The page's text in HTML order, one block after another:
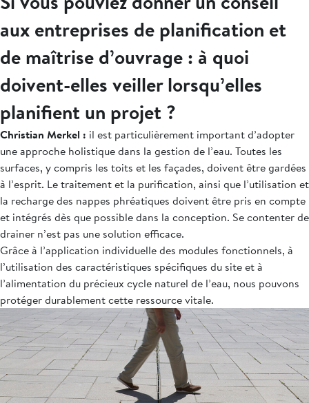
aux entreprises de planification et
de maîtrise d’ouvrage : à quoi
doivent-elles veiller lorsqu’elles
planifient un projet ?
Christian Merkel : il est particulièrement important d’adopter
une approche holistique dans la gestion de l’eau. Toutes les
surfaces, y compris les toits et les façades, doivent être gardées
à l’esprit. Le traitement et la purification, ainsi que l’utilisation et
la recharge des nappes phréatiques doivent être pris en compte
et intégrés dès que possible dans la conception. Se contenter de
drainer n’est pas une solution efficace.
Grâce à l’application individuelle des modules fonctionnels, à
l’utilisation des caractéristiques spécifiques du site et à
l’alimentation du précieux cycle naturel de l’eau, nous pouvons
protéger durablement cette ressource vitale.